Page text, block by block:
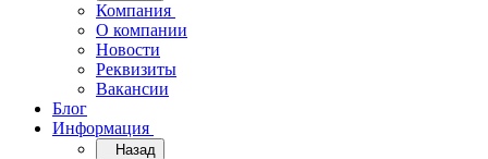
Компания
О компании
Новости
Реквизиты
Вакансии
Блог
Информация
Назад